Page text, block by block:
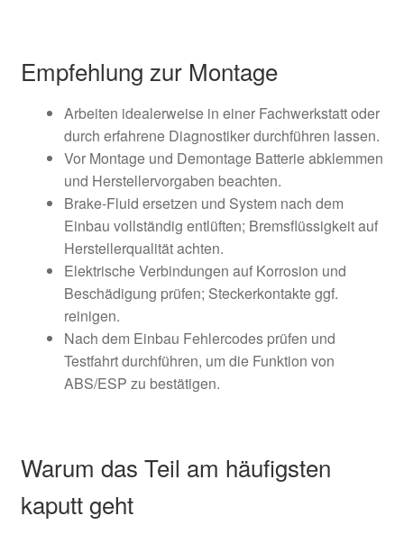
Empfehlung zur Montage
Arbeiten idealerweise in einer Fachwerkstatt oder
durch erfahrene Diagnostiker durchführen lassen.
Vor Montage und Demontage Batterie abklemmen
und Herstellervorgaben beachten.
Brake-Fluid ersetzen und System nach dem
Einbau vollständig entlüften; Bremsflüssigkeit auf
Herstellerqualität achten.
Elektrische Verbindungen auf Korrosion und
Beschädigung prüfen; Steckerkontakte ggf.
reinigen.
Nach dem Einbau Fehlercodes prüfen und
Testfahrt durchführen, um die Funktion von
ABS/ESP zu bestätigen.
Warum das Teil am häufigsten
kaputt geht